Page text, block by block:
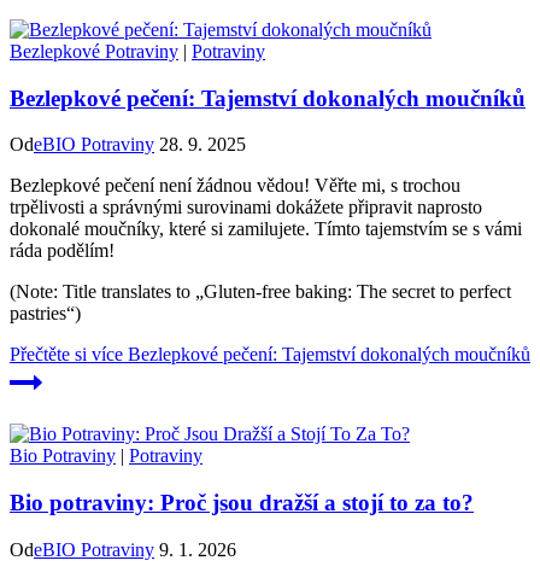
Bezlepkové Potraviny | Potraviny
Bezlepkové pečení: Tajemství dokonalých moučníků
OdeBIO Potraviny 28. 9. 2025
Bezlepkové pečení není žádnou vědou! Věřte mi, s trochou
trpělivosti a správnými surovinami dokážete připravit naprosto
dokonalé moučníky, které si zamilujete. Tímto tajemstvím se s vámi
ráda podělím!
(Note: Title translates to „Gluten-free baking: The secret to perfect
pastries“)
Přečtěte si více Bezlepkové pečení: Tajemství dokonalých moučníků
Bio Potraviny | Potraviny
Bio potraviny: Proč jsou dražší a stojí to za to?
OdeBIO Potraviny 9. 1. 2026